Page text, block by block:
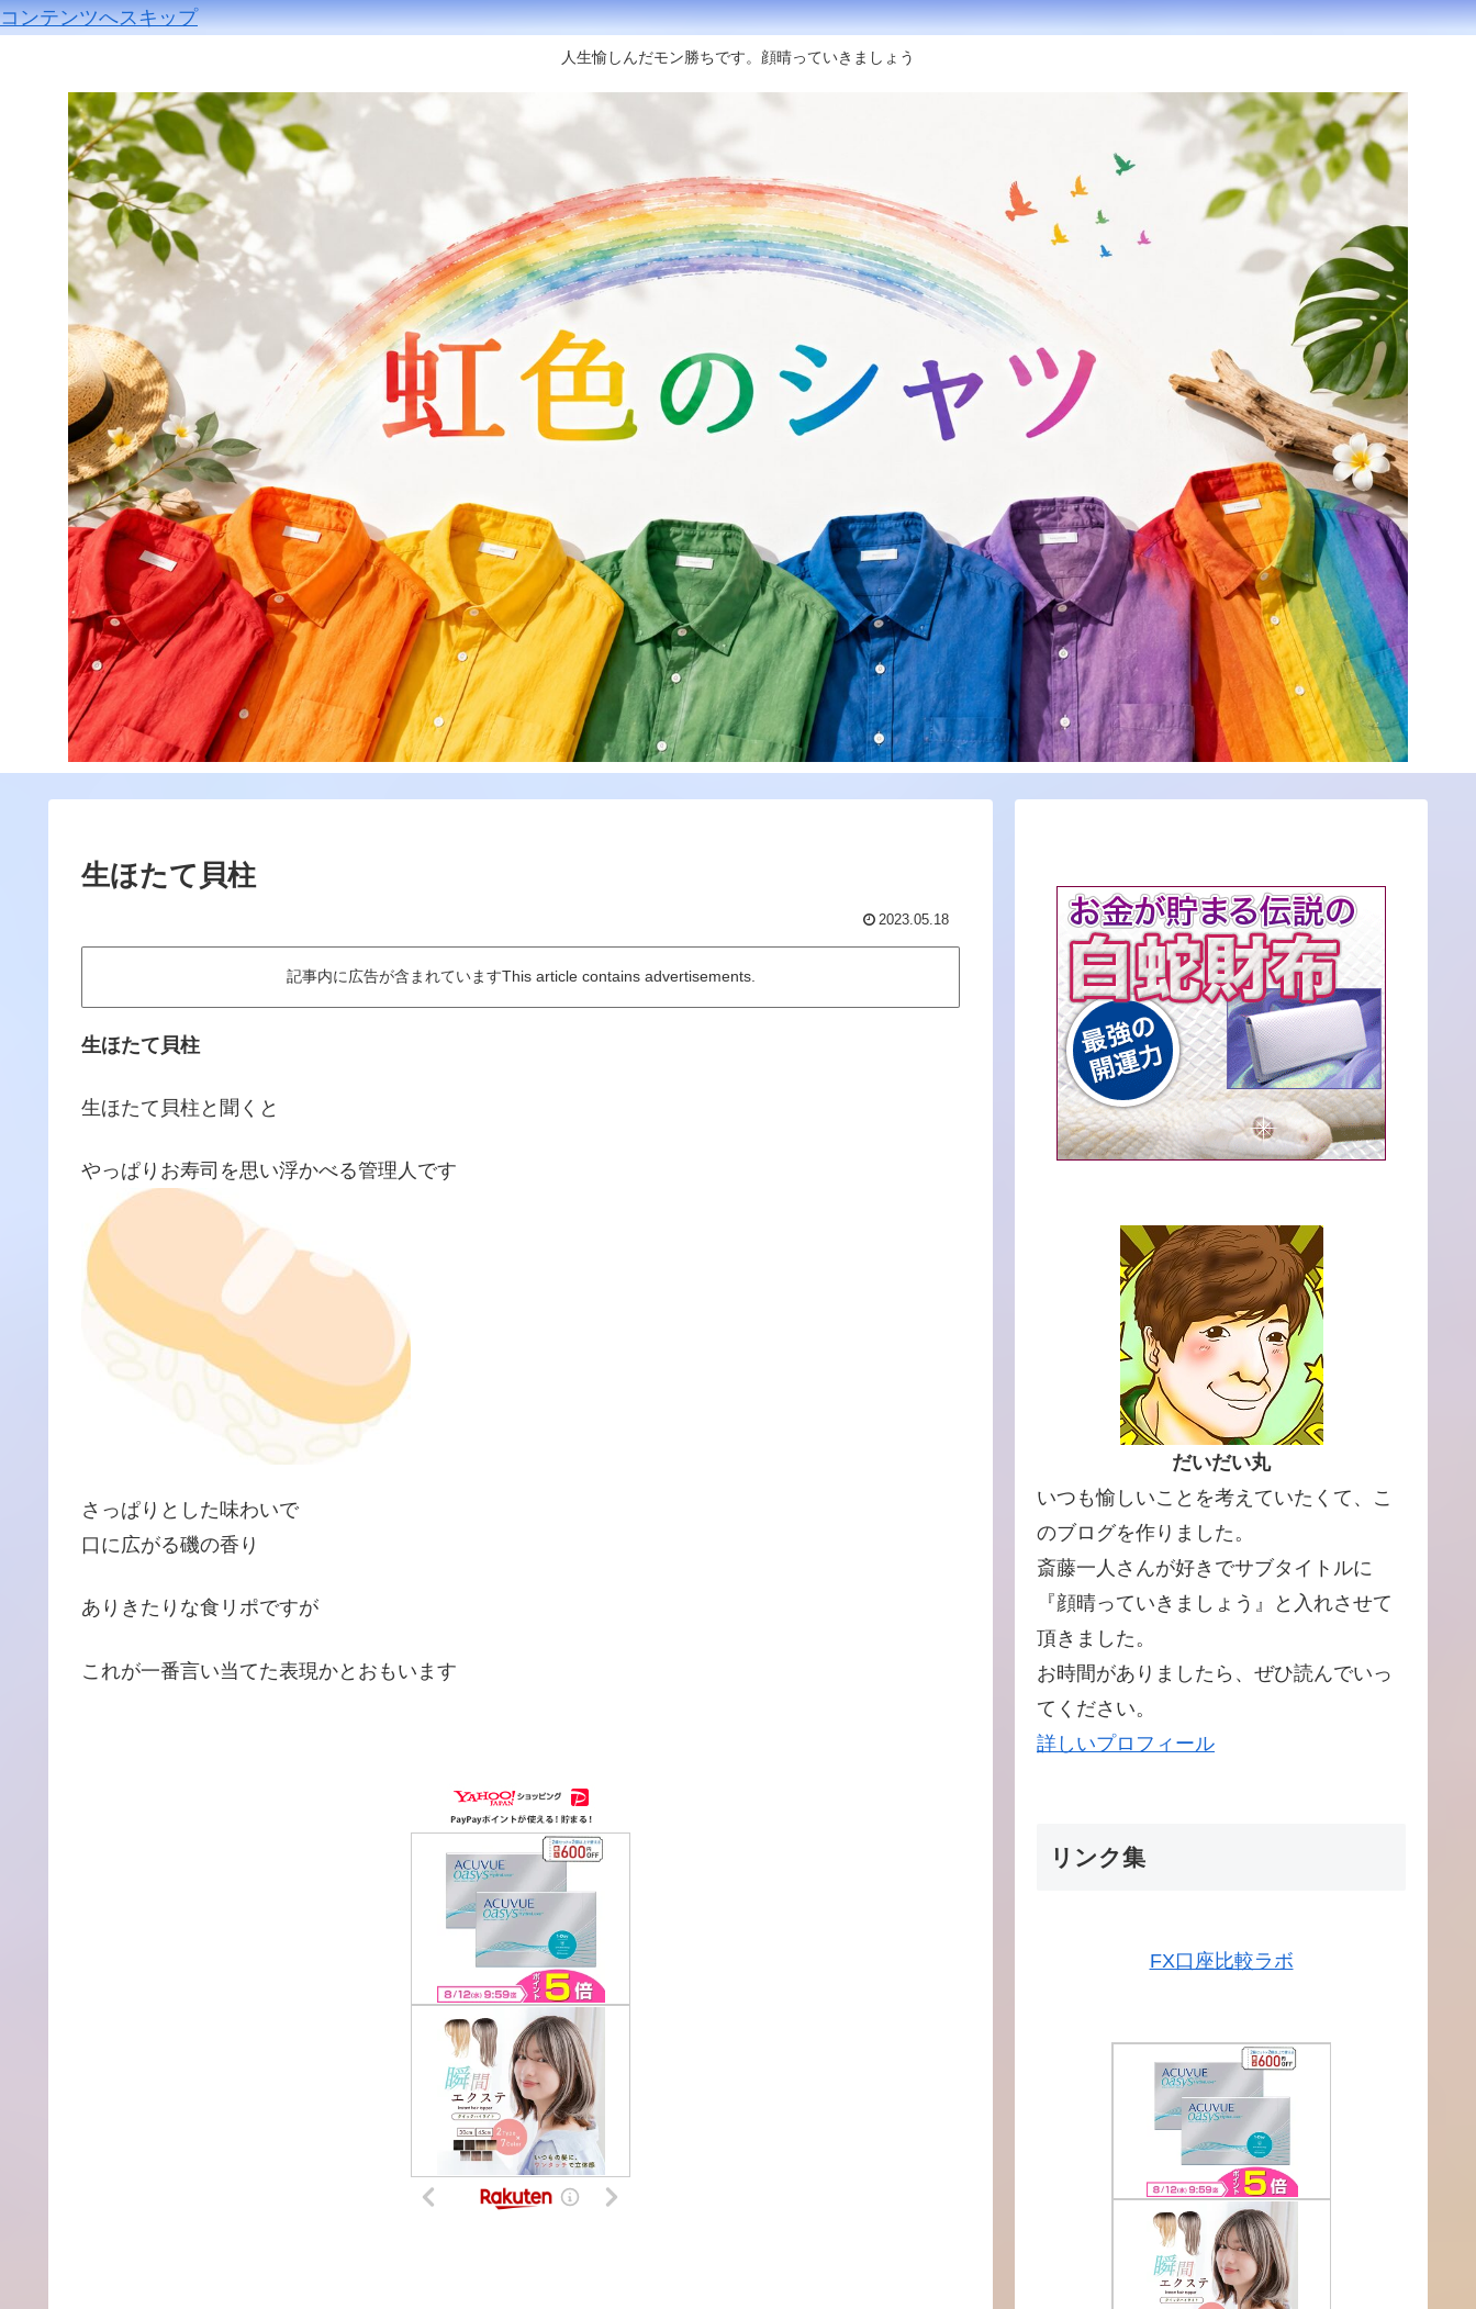
コンテンツへスキップ
人生愉しんだモン勝ちです。顔晴っていきましょう
生ほたて貝柱
2023.05.18
記事内に広告が含まれていますThis article contains advertisements.
生ほたて貝柱
生ほたて貝柱と聞くと
やっぱりお寿司を思い浮かべる管理人です
さっぱりとした味わいで
口に広がる磯の香り
ありきたりな食リポですが
これが一番言い当てた表現かとおもいます
だいだい丸
いつも愉しいことを考えていたくて、こ
のブログを作りました。
斎藤一人さんが好きでサブタイトルに
『顔晴っていきましょう』と入れさせて
頂きました。
お時間がありましたら、ぜひ読んでいっ
てください。
詳しいプロフィール
リンク集
FX口座比較ラボ